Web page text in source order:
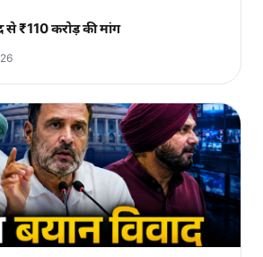
से ₹110 करोड़ की मांग